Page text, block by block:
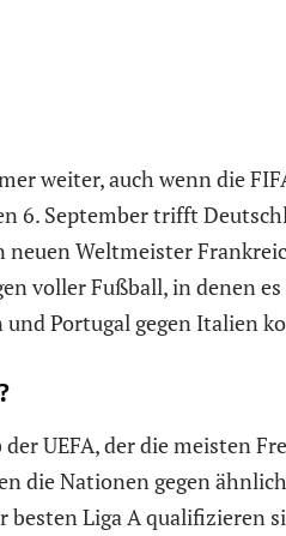
weiter, auch wenn die
6. September trifft
neuen Weltmeister
voller Fußball, in denen
und Portugal gegen Italien
UEFA, der die meisten
die Nationen gegen
besten Liga A qualifizieren